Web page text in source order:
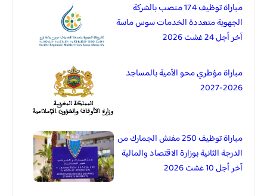
مباراة توظيف 174 منصب بالشركة
الجهوية متعددة الخدمات سوس ماسة
آخر أجل 24 غشت 2026
مباراة مؤطري محو الأمية بالمساجد
2026-2027
مباراة توظيف 250 مفتش الجمارك من
الدرجة الثانية بوزارة الاقتصاد والمالية
آخر أجل 10 غشت 2026